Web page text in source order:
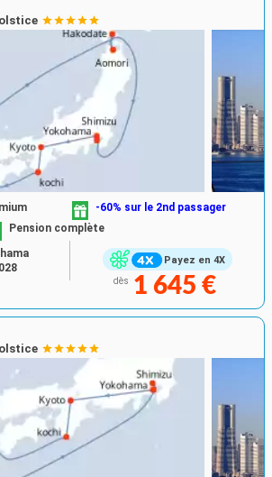
Payez en 4X
-60% sur le 2nd passager
Pension complète
dès 1 645 €